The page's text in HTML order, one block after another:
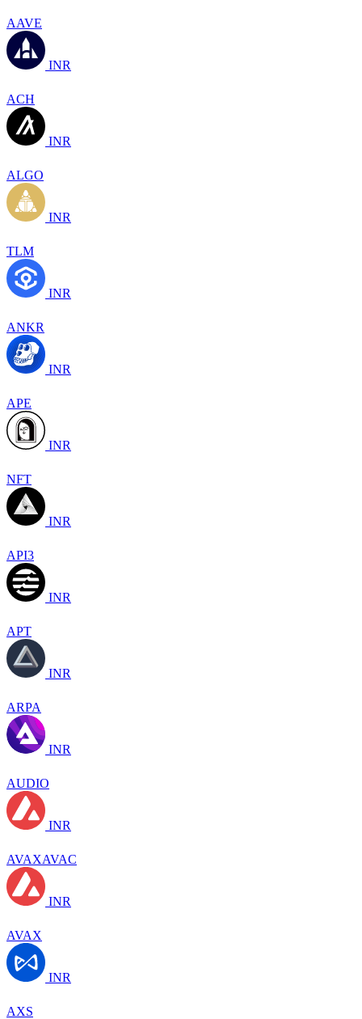
AAVE
INR
ACH
INR
ALGO
INR
TLM
INR
ANKR
INR
APE
INR
NFT
INR
API3
INR
APT
INR
ARPA
INR
AUDIO
INR
AVAXAVAC
INR
AVAX
INR
AXS